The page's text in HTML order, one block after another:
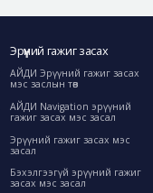
Эрүүний гажиг засах
АЙДИ Эрүүний гажиг засах
мэс заслын төв
АЙДИ Navigation эрүүний
гажиг засах мэс засал
Эрүүний гажиг засах мэс
засал
Бэхэлгээгүй эрүүний гажиг
засах мэс засал